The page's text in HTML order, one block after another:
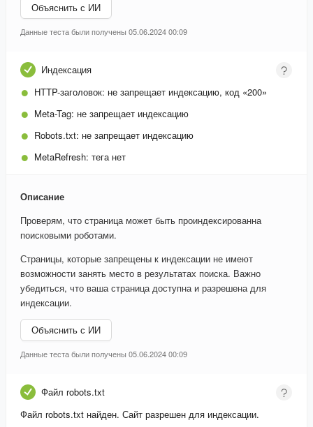
Объяснить с ИИ
Данные теста были получены 05.06.2024 00:09
Индексация
HTTP-заголовок: не запрещает индексацию, код «200»
Meta-Tag: не запрещает индексацию
Robots.txt: не запрещает индексацию
MetaRefresh: тега нет
Описание
Проверям, что страница может быть проиндексированна
поисковыми роботами.
Страницы, которые запрещены к индексации не имеют
возможности занять место в результатах поиска. Важно
убедиться, что ваша страница доступна и разрешена для
индексации.
Объяснить с ИИ
Данные теста были получены 05.06.2024 00:09
Файл robots.txt
Файл robots.txt найден. Сайт разрешен для индексации.